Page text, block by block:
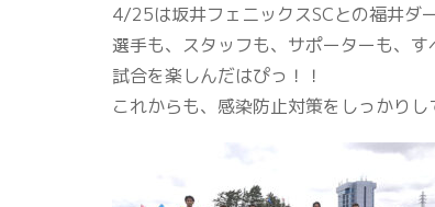
4/25は坂井フェニックスSCとの福井ダ
選手も、スタッフも、サポーターも、
試合を楽しんだはぴっ！！
これからも、感染防止対策をしっかり